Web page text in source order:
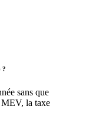
?
sans que
MEV, la taxe